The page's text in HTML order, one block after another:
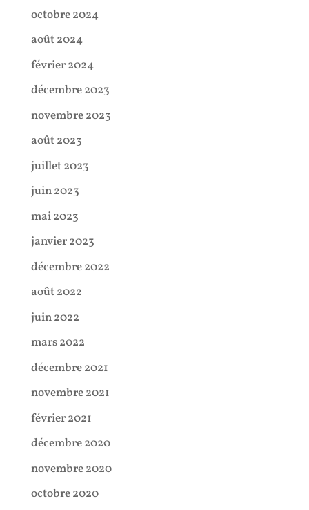
octobre 2024
août 2024
février 2024
décembre 2023
novembre 2023
août 2023
juillet 2023
juin 2023
mai 2023
janvier 2023
décembre 2022
août 2022
juin 2022
mars 2022
décembre 2021
novembre 2021
février 2021
décembre 2020
novembre 2020
octobre 2020